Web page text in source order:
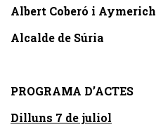
Albert Coberó i Aymerich
Alcalde de Súria
PROGRAMA D’ACTES
Dilluns 7 de juliol